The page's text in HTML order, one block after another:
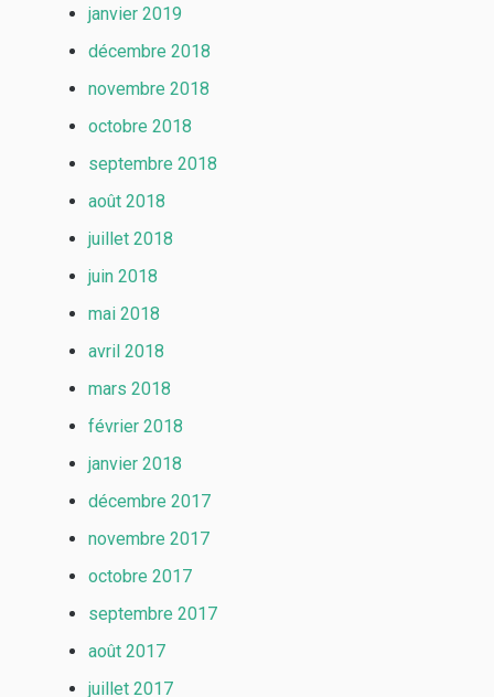
janvier 2019
décembre 2018
novembre 2018
octobre 2018
septembre 2018
août 2018
juillet 2018
juin 2018
mai 2018
avril 2018
mars 2018
février 2018
janvier 2018
décembre 2017
novembre 2017
octobre 2017
septembre 2017
août 2017
juillet 2017